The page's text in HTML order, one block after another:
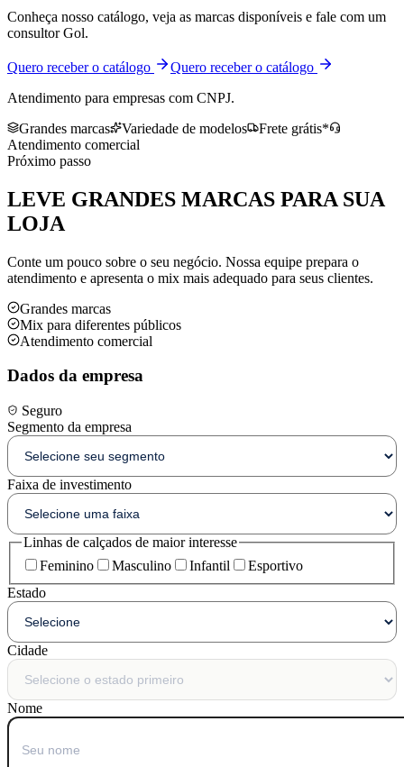
Conheça nosso catálogo, veja as marcas disponíveis e fale com um
consultor Gol.
Quero receber o catálogo
Quero receber o catálogo
Atendimento para empresas com CNPJ.
Grandes marcas
Variedade de modelos
Frete grátis*
Atendimento comercial
Próximo passo
LEVE GRANDES MARCAS PARA SUA
LOJA
Conte um pouco sobre o seu negócio. Nossa equipe prepara o
atendimento e apresenta o mix mais adequado para seus clientes.
Grandes marcas
Mix para diferentes públicos
Atendimento comercial
Dados da empresa
Seguro
Segmento da empresa
Faixa de investimento
Linhas de calçados de maior interesse
Feminino
Masculino Infantil
Esportivo
Estado
Cidade
Nome